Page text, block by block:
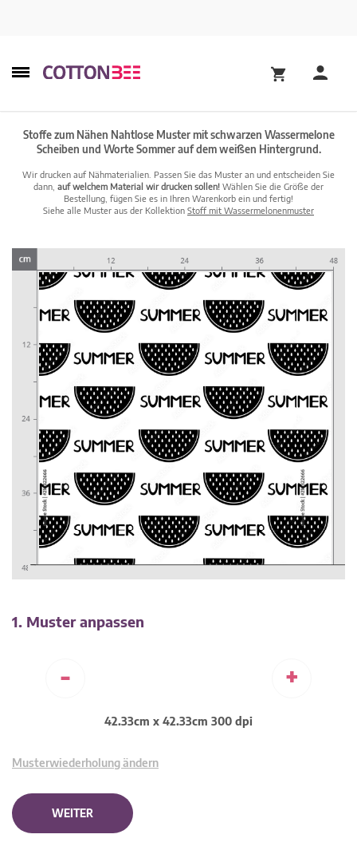
Stoffe zum Nähen Nahtlose Muster mit schwarzen Wassermelone
Scheiben und Worte Sommer auf dem weißen Hintergrund.
Wir drucken auf Nähmaterialien. Passen Sie das Muster an und entscheiden Sie
dann, auf welchem Material wir drucken sollen! Wählen Sie die Größe der
Bestellung, fügen Sie es in Ihren Warenkorb ein und fertig!
Siehe alle Muster aus der Kollektion Stoff mit Wassermelonenmuster
1. Muster anpassen
- +
42.33cm x 42.33cm 300 dpi
Musterwiederholung ändern
WEITER